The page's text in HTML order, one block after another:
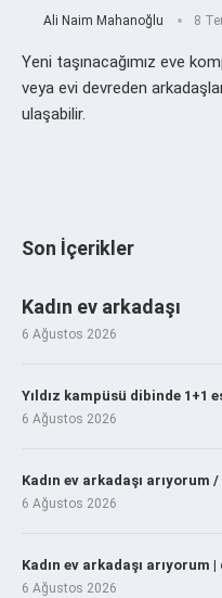
Ali Naim Mahanoğlu 8
Yeni taşınacağımız eve
veya evi devreden
ulaşabilir.
Son İçerikler
Kadın ev arkadaşı
6 Ağustos 2026
Yıldız kampüsü dibinde 1+1
6 Ağustos 2026
Kadın ev arkadaşı arıyorum
6 Ağustos 2026
Kadın ev arkadaşı arıyorum
6 Ağustos 2026